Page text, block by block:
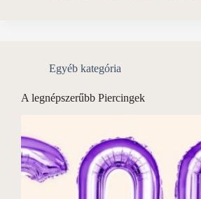
Egyéb kategória
A legnépszerűbb Piercingek